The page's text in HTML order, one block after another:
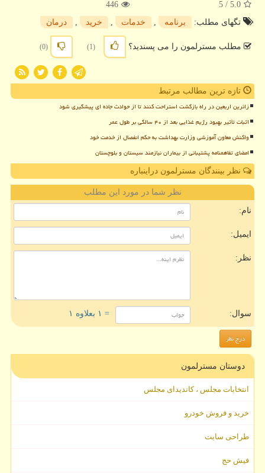
5.0
/ 5
446
تگهای مطلب:
برنامه , خدمات , خرید , درمان
مطلب مسترلمون را می پسندید؟ (1)
(0)
تازه ترین مطالب مرتبط
زائرین اربعین در راه بازگشت استراحت کنند تا از حوادث جاده ای پیشگیری شود
اثبات تأثیر بهبود رژیم غذایی بعد از ۴۰ سالگی بر طول عمر
واکنش معاون آموزشی وزارت بهداشت به حکم انفصال از خدمت خود
امضای تفاهمنامه پشتیبانی از بیماران نیازمند سیستان و بلوچستان
نظر بینندگان مسترلمون دراینباره
نظر شما در مورد این مطلب
نام:
ایمیل:
نظر:
سوال: = ۱ بعلاوه ۱
دوستان مسترلمون
انتخابات مجلس ، کاندیدای مجلس
خرید و فروش خودرو
طراحی سایت
فیش حج